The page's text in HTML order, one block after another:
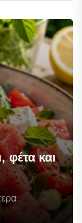
φέτα και